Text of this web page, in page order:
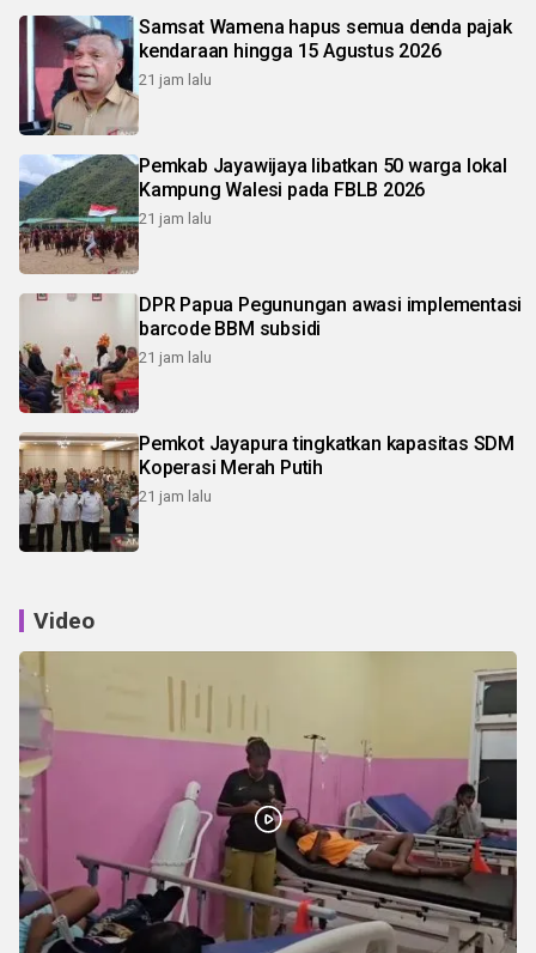
Samsat Wamena hapus semua denda pajak
kendaraan hingga 15 Agustus 2026
21 jam lalu
Pemkab Jayawijaya libatkan 50 warga lokal
Kampung Walesi pada FBLB 2026
21 jam lalu
DPR Papua Pegunungan awasi implementasi
barcode BBM subsidi
21 jam lalu
Pemkot Jayapura tingkatkan kapasitas SDM
Koperasi Merah Putih
21 jam lalu
Video